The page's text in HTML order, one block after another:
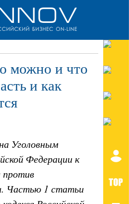
можно и что
и как
Уголовным
Федерации к
против
Частью 1 статьи